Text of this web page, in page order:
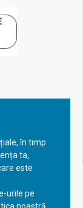
în timp
ta,
este
urile pe